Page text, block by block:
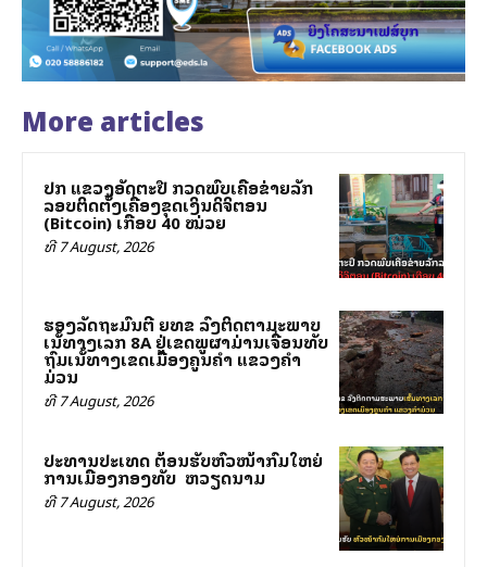
More articles
ປກສ ແຂວງອັດຕະປື ກວດພົບເຄືອຂ່າຍລັກ
ລອບຕິດຕັ້ງເຄື່ອງຂຸດເງິນດິຈິຕອນ
(Bitcoin) ເກືອບ 40 ໝ່ວຍ
ທີ 7 August, 2026
ຮອງລັດຖະມົນຕີ ຍທຂ ລົງຕິດຕາມສະພາບ
ເສັ້ນທາງເລກ 8A ຢູ່ເຂດພູຜາມ່ານເຈື່ອນທັບ
ຖົມເສັ້ນທາງເຂດເມືອງຄູນຄໍາ ແຂວງຄໍາ
ມ່ວນ
ທີ 7 August, 2026
ປະທານປະເທດ ຕ້ອນຮັບຫົວໜ້າກົມໃຫຍ່
ການເມືອງກອງທັບ ສສ ຫວຽດນາມ
ທີ 7 August, 2026